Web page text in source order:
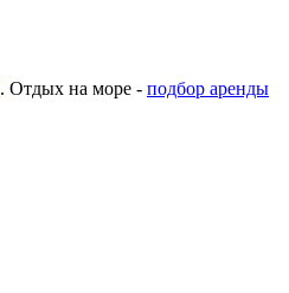
. Отдых на море - подбор аренды